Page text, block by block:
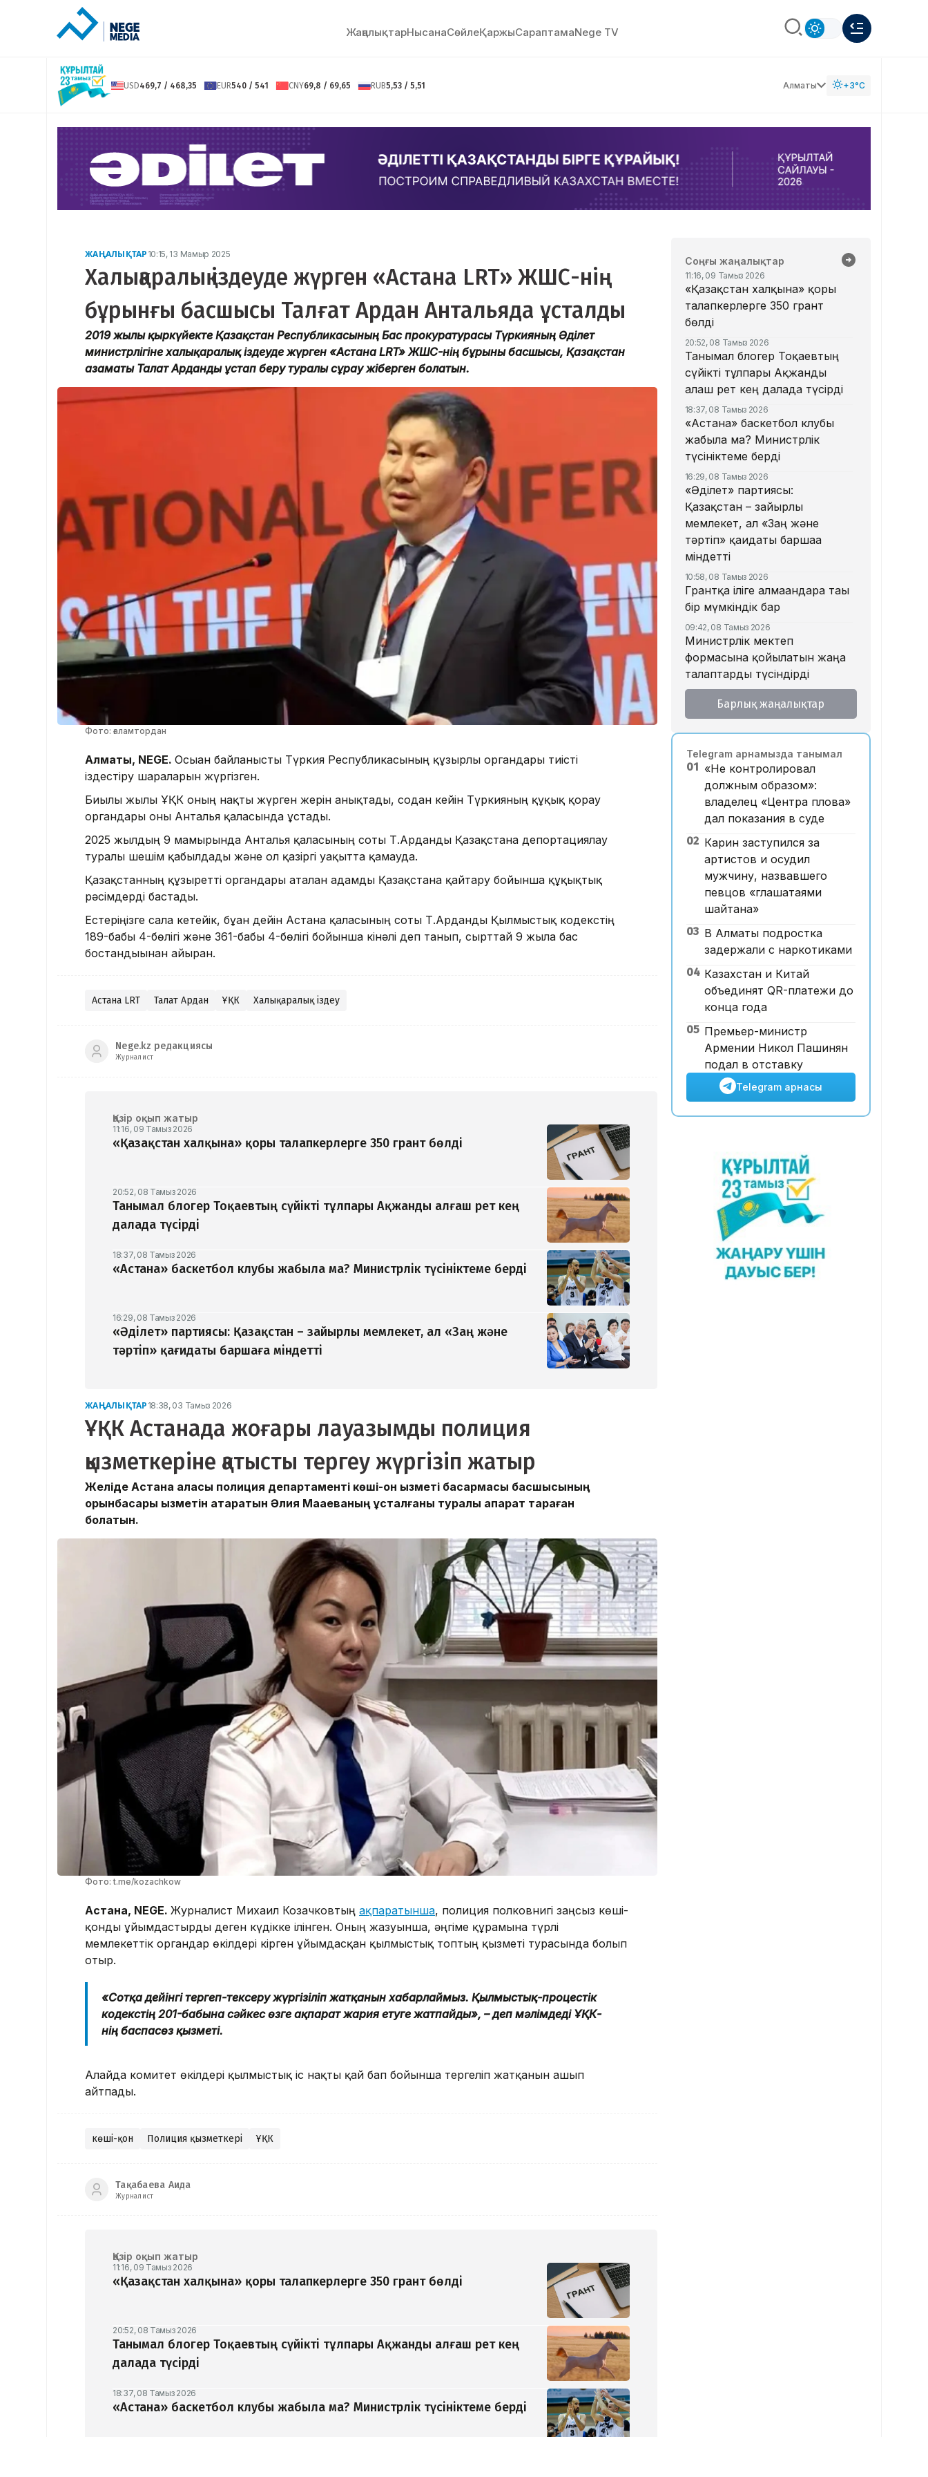
ЖаңалықтарНысанаСөйлeҚаржыСараптамаNege TV
USD469,7 / 468,35 EUR540 / 541 CNY69,8 / 69,65 RUB5,53 / 5,51 Алматы +3°C
ЖАҢАЛЫҚТАР 10:15, 13 Мамыр 2025
Халықаралық іздеуде жүрген «Астана LRT» ЖШС-нің
бұрынғы басшысы Талғат Ардан Антальяда ұсталды
2019 жылғы қыркүйекте Қазақстан Республикасының Бас прокуратурасы Түркияның Әділет
министрлігіне халықаралық іздеуде жүрген «Астана LRT» ЖШС-нің бұрынғы басшысы, Қазақстан
азаматы Талғат Арданды ұстап беру туралы сұрау жіберген болатын.
Фото: ғаламтордан
Алматы, NEGE. Осыған байланысты Түркия Республикасының құзырлы органдары тиісті
іздестіру шараларын жүргізген.
Биылғы жылы ҰҚК оның нақты жүрген жерін анықтады, содан кейін Түркияның құқық қорғау
органдары оны Анталья қаласында ұстады.
2025 жылдың 9 мамырында Анталья қаласының соты Т.Арданды Қазақстанға депортациялау
туралы шешім қабылдады және ол қазіргі уақытта қамауда.
Қазақстанның құзыретті органдары аталған адамды Қазақстанға қайтару бойынша құқықтық
рәсімдерді бастады.
Естеріңізге сала кетейік, бұған дейін Астана қаласының соты Т.Арданды Қылмыстық кодекстің
189-бабы 4-бөлігі және 361-бабы 4-бөлігі бойынша кінәлі деп танып, сырттай 9 жылға бас
бостандығынан айырған.
Астана LRT Талғат Ардан ҰҚК Халықаралық іздеу
Nege.kz редакциясы
Журналист
Қазір оқып жатыр
11:16, 09 Тамыз 2026
«Қазақстан халқына» қоры талапкерлерге 350 грант бөлді
20:52, 08 Тамыз 2026
Танымал блогер Тоқаевтың сүйікті тұлпары Ақжанды алғаш рет кең
далада түсірді
18:37, 08 Тамыз 2026
«Астана» баскетбол клубы жабыла ма? Министрлік түсініктеме берді
16:29, 08 Тамыз 2026
«Әділет» партиясы: Қазақстан – зайырлы мемлекет, ал «Заң және
тәртіп» қағидаты баршаға міндетті
ЖАҢАЛЫҚТАР 18:38, 03 Тамыз 2026
ҰҚК Астанада жоғары лауазымды полиция
қызметкеріне қатысты тергеу жүргізіп жатыр
Желіде Астана қаласы полиция департаменті көші-қон қызметі басқармасы басшысының
орынбасары қызметін атқаратын Әлия Мақаеваның ұсталғаны туралы ақпарат тараған
болатын.
Фото: t.me/kozachkow
Астана, NEGE. Журналист Михаил Козачковтың ақпаратынша, полиция полковнигі заңсыз көші-
қонды ұйымдастырды деген күдікке ілінген. Оның жазуынша, әңгіме құрамына түрлі
мемлекеттік органдар өкілдері кірген ұйымдасқан қылмыстық топтың қызметі турасында болып
отыр.
«Сотқа дейінгі тергеп-тексеру жүргізіліп жатқанын хабарлаймыз. Қылмыстық-процестік
кодекстің 201-бабына сәйкес өзге ақпарат жария етуге жатпайды», – деп мәлімдеді ҰҚК-
нің баспасөз қызметі.
Алайда комитет өкілдері қылмыстық іс нақты қай бап бойынша тергеліп жатқанын ашып
айтпады.
көші-қон Полиция қызметкері ҰҚК
Тақабаева Аида
Журналист
Қазір оқып жатыр
11:16, 09 Тамыз 2026
«Қазақстан халқына» қоры талапкерлерге 350 грант бөлді
20:52, 08 Тамыз 2026
Танымал блогер Тоқаевтың сүйікті тұлпары Ақжанды алғаш рет кең
далада түсірді
18:37, 08 Тамыз 2026
«Астана» баскетбол клубы жабыла ма? Министрлік түсініктеме берді
Соңғы жаңалықтар
11:16, 09 Тамыз 2026
«Қазақстан халқына» қоры
талапкерлерге 350 грант
бөлді
20:52, 08 Тамыз 2026
Танымал блогер Тоқаевтың
сүйікті тұлпары Ақжанды
алғаш рет кең далада түсірді
18:37, 08 Тамыз 2026
«Астана» баскетбол клубы
жабыла ма? Министрлік
түсініктеме берді
16:29, 08 Тамыз 2026
«Әділет» партиясы:
Қазақстан – зайырлы
мемлекет, ал «Заң және
тәртіп» қағидаты баршаға
міндетті
10:58, 08 Тамыз 2026
Грантқа іліге алмағандарға тағы
бір мүмкіндік бар
09:42, 08 Тамыз 2026
Министрлік мектеп
формасына қойылатын жаңа
талаптарды түсіндірді
18:46, 07 Тамыз 2026
Тойда уағыз айтып, басы дауға
17:47, 07 Тамыз 2026
«Ресейден жеткізілген»:
Алматыда жалған көлік
нөмірлерін сатқан тұрғын
ұсталды
17:29, 07 Тамыз 2026
ЕҮАК отырысында
электрондық сауда туралы
келісімге қол қойылды
16:49, 07 Тамыз 2026
Алматыдағы «Байсат» базары
аукционда 24,7 млрд теңгеге
сатылды
Барлық жаңалықтар
Telegram арнамызда танымал
01 «Не контролировал
должным образом»:
владелец «Центра плова»
дал показания в суде
02 Карин заступился за
артистов и осудил
мужчину, назвавшего
певцов «глашатаями
шайтана»
03 В Алматы подростка
задержали с наркотиками
04 Казахстан и Китай
объединят QR-платежи до
конца года
05 Премьер-министр
Армении Никол Пашинян
подал в отставку
Telegram арнасы